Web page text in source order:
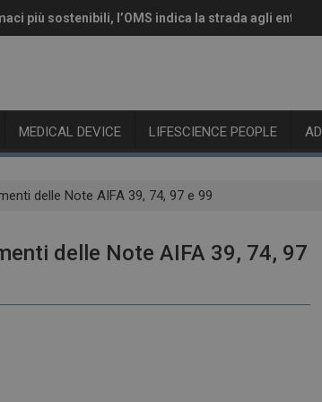
più sostenibili, l’OMS indica la strada agli enti
anti-Covid, il CHMP raccomanda l’aggiornamento
MEDICAL DEVICE LIFESCIENCE PEOPLE
delle Note AIFA 39, 74, 97 e 99
delle Note AIFA 39, 74, 97